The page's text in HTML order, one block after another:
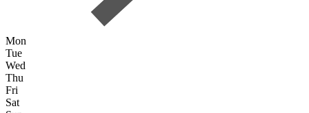
Mon
Tue
Wed
Thu
Fri
Sat